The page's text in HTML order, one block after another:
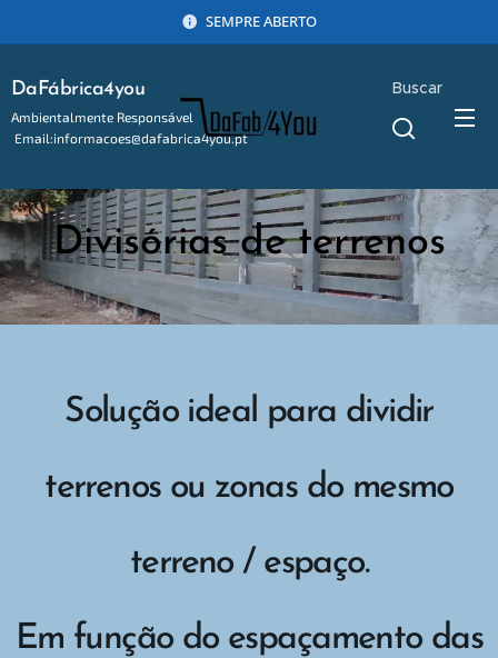
SEMPRE ABERTO
DaFábrica4you
Ambientalmente Responsável
Email:informacoes@dafabrica4you.pt
Buscar
Divisórias de terrenos
Solução ideal para dividir
terrenos ou zonas do mesmo
terreno / espaço.
Em função do espaçamento das